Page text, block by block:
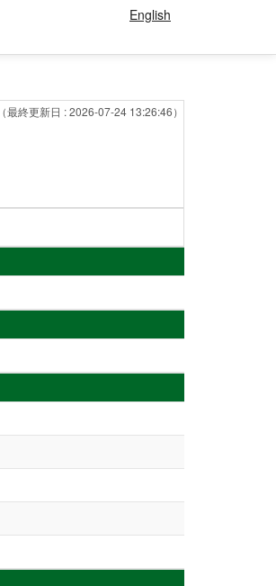
English
（最終更新日 : 2026-07-24 13:26:46）